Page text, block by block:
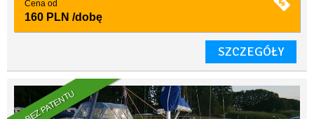
Cena od
160 PLN /dobę
SZCZEGÓŁY
BEZ PATENTU